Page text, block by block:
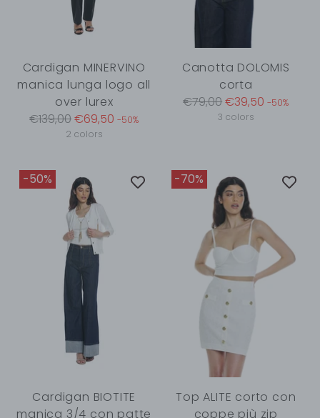
Cardigan MINERVINO
manica lunga logo all
over lurex
Regular
€139,00€69,50 -50%
2 colors
Canotta DOLOMIS
corta
Regular
€79,00€39,50 -50%
3 colors
-50%
Cardigan BIOTITE
manica 3/4 con patte
-70%
Top ALITE corto con
coppe più zip